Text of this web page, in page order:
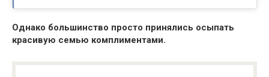
Однако большинство просто принялись осыпать
красивую семью комплиментами.